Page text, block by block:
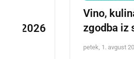
2026
Vino,
zgodba iz
petek, 1. avgust